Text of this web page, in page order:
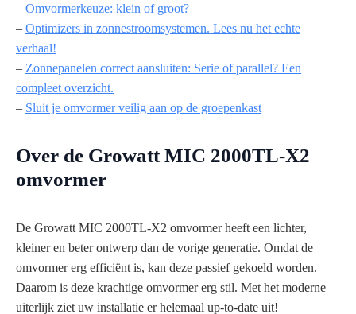
– Omvormerkeuze: klein of groot?
– Optimizers in zonnestroomsystemen. Lees nu het echte
verhaal!
– Zonnepanelen correct aansluiten: Serie of parallel? Een
compleet overzicht.
– Sluit je omvormer veilig aan op de groepenkast
Over de Growatt MIC 2000TL-X2
omvormer
De Growatt MIC 2000TL-X2 omvormer heeft een lichter,
kleiner en beter ontwerp dan de vorige generatie. Omdat de
omvormer erg efficiënt is, kan deze passief gekoeld worden.
Daarom is deze krachtige omvormer erg stil. Met het moderne
uiterlijk ziet uw installatie er helemaal up-to-date uit!